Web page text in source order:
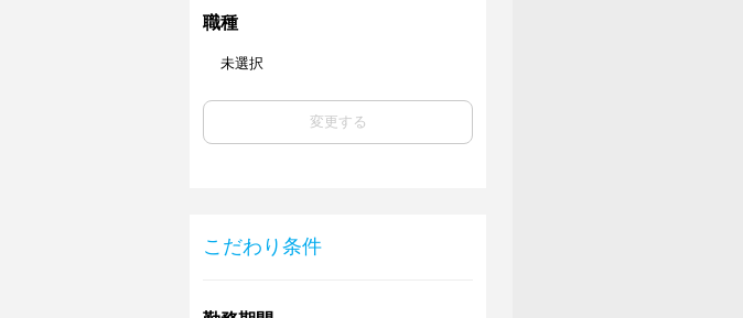
職種
未選択
変更する
こだわり条件